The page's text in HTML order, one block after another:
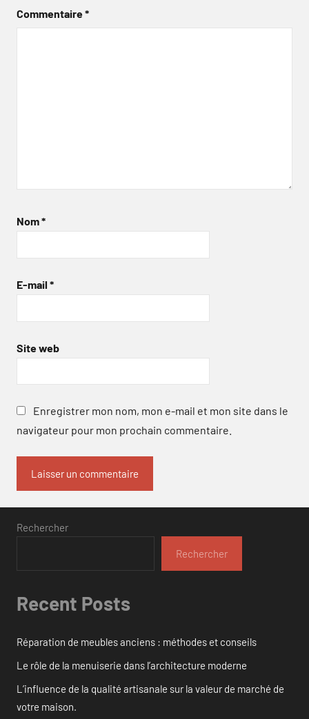
Commentaire*
Nom*
E-mail *
Site web
Enregistrer mon nom, mon e-mail et mon site dans le
navigateur pour mon prochain commentaire.
Rechercher
Rechercher
Recent Posts
Réparation de meubles anciens : méthodes et conseils
Le rôle de la menuiserie dans l’architecture moderne
L’influence de la qualité artisanale sur la valeur de marché de
votre maison.